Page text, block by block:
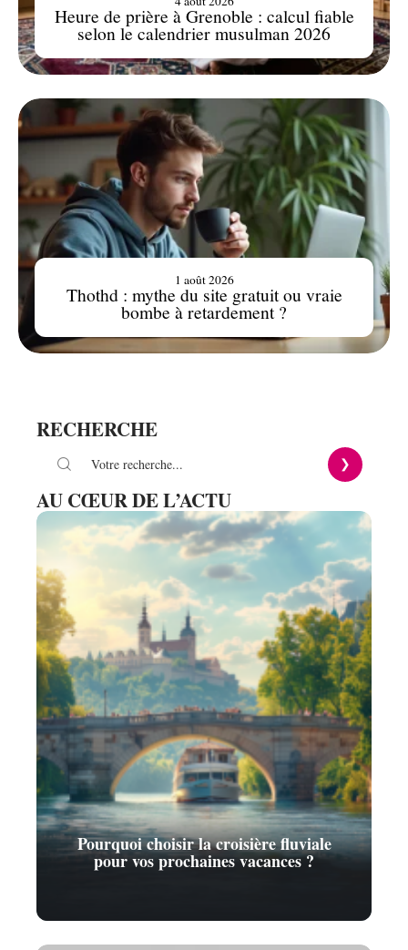
Heure de prière à Grenoble : calcul fiable
selon le calendrier musulman 2026
Thothd : mythe du site gratuit ou vraie
bombe à retardement ?
1 août 2026
RECHERCHE
AU CŒUR DE L’ACTU
Pourquoi choisir la croisière fluviale
pour vos prochaines vacances ?